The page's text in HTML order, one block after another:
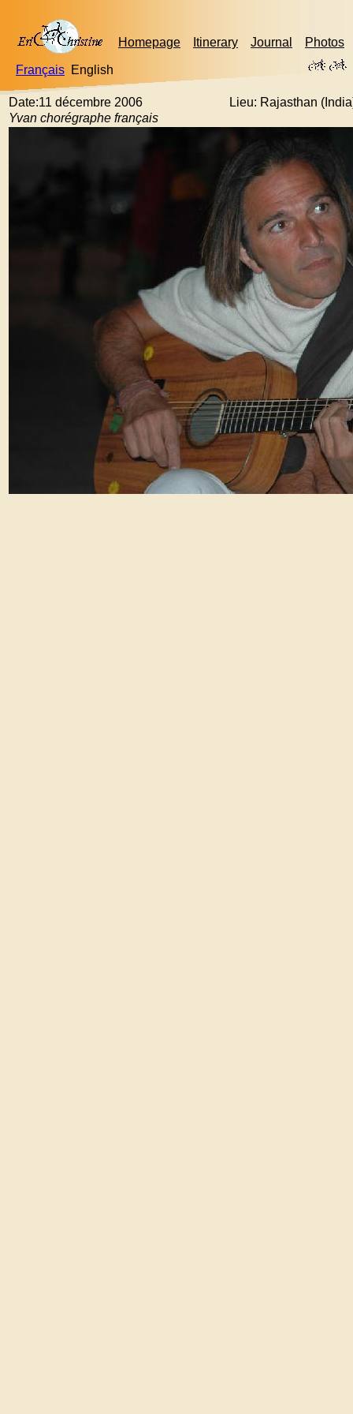
Français English
Homepage Itinerary Journal Photos
Date:11 décembre 2006
Lieu: Rajasthan
Yvan chorégraphe français